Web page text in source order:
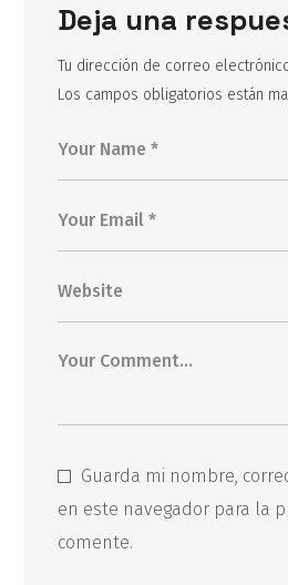
Deja una
Tu dirección de correo
Los campos obligatorios están
Guarda mi nombre,
en este navegador para la
comente.